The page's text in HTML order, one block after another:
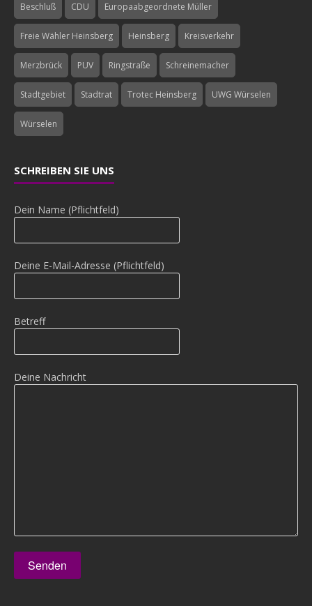
Beschluß CDU Europaabgeordnete Müller
Freie Wähler Heinsberg Heinsberg Kreisverkehr
Merzbrück PUV Ringstraße Schreinemacher
Stadtgebiet Stadtrat Trotec Heinsberg UWG Würselen
Würselen
SCHREIBEN SIE UNS
Dein Name (Pflichtfeld)
Deine E-Mail-Adresse (Pflichtfeld)
Betreff
Deine Nachricht